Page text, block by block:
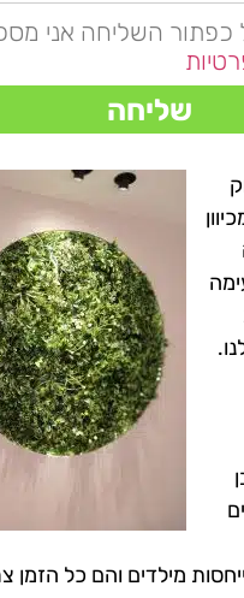
כפתור השליחה אני
שליחה
מילדים והם כל הזמן